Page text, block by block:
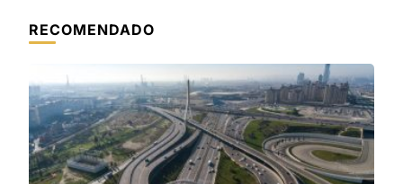
RECOMENDADO